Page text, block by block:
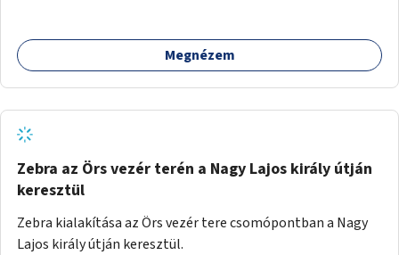
Megnézem
Zebra az Örs vezér terén a Nagy Lajos király útján
keresztül
Zebra kialakítása az Örs vezér tere csomópontban a Nagy
Lajos király útján keresztül.